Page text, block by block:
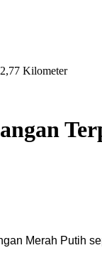
Kilometer
Merah Putih